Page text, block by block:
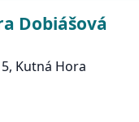
Dobiášová
Kutná Hora